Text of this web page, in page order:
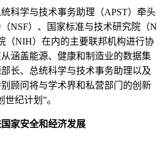
科学与技术事务助理（APST）牵头
NSF）、国家标准与技术研究院（N
（NIH）在内的主要联邦机构进行协
涵盖能源、健康和制造业的数据集
长、总统科学与技术事务助理以及
顾问将与学术界和私营部门的创新
纪计划”。
家安全和经济发展